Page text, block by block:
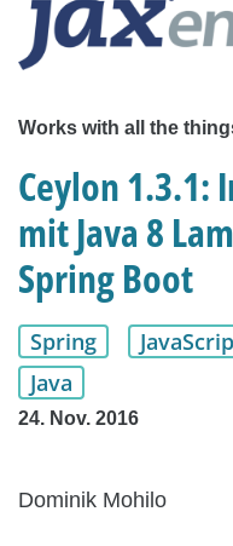
Works with all the
Ceylon
mit Java 8
Spring Boot
Spring
Java
24. Nov. 2016
Dominik Mohilo